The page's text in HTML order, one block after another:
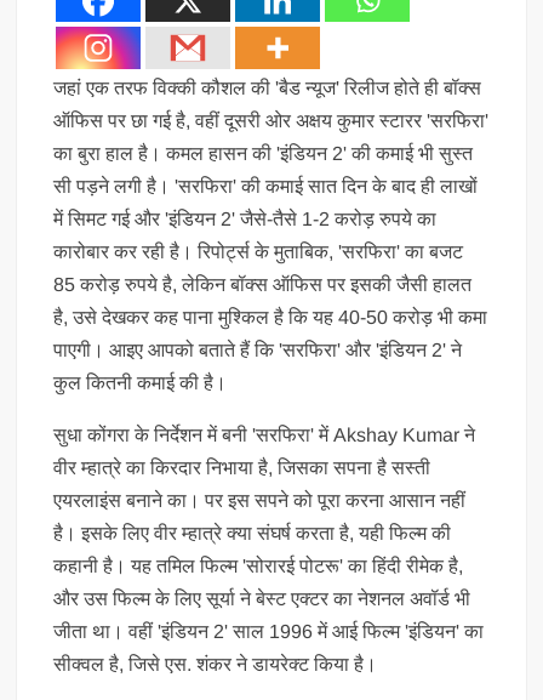
जहां एक तरफ विक्की कौशल की 'बैड न्यूज' रिलीज होते ही बॉक्स
ऑफिस पर छा गई है, वहीं दूसरी ओर अक्षय कुमार स्टारर 'सरफिरा'
का बुरा हाल है। कमल हासन की 'इंडियन 2' की कमाई भी सुस्त
सी पड़ने लगी है। 'सरफिरा' की कमाई सात दिन के बाद ही लाखों
में सिमट गई और 'इंडियन 2' जैसे-तैसे 1-2 करोड़ रुपये का
कारोबार कर रही है। रिपोर्ट्स के मुताबिक, 'सरफिरा' का बजट
85 करोड़ रुपये है, लेकिन बॉक्स ऑफिस पर इसकी जैसी हालत
है, उसे देखकर कह पाना मुश्किल है कि यह 40-50 करोड़ भी कमा
पाएगी। आइए आपको बताते हैं कि 'सरफिरा' और 'इंडियन 2' ने
कुल कितनी कमाई की है।
सुधा कोंगरा के निर्देशन में बनी 'सरफिरा' में Akshay Kumar ने
वीर म्हात्रे का किरदार निभाया है, जिसका सपना है सस्ती
एयरलाइंस बनाने का। पर इस सपने को पूरा करना आसान नहीं
है। इसके लिए वीर म्हात्रे क्या संघर्ष करता है, यही फिल्म की
कहानी है। यह तमिल फिल्म 'सोरारई पोटरू' का हिंदी रीमेक है,
और उस फिल्म के लिए सूर्या ने बेस्ट एक्टर का नेशनल अवॉर्ड भी
जीता था। वहीं 'इंडियन 2' साल 1996 में आई फिल्म 'इंडियन' का
सीक्वल है, जिसे एस. शंकर ने डायरेक्ट किया है।